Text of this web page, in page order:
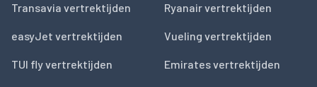
Transavia vertrektijden
easyJet vertrektijden
TUI fly vertrektijden
Ryanair vertrektijden
Vueling vertrektijden
Emirates vertrektijden